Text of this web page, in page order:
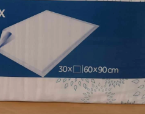
Bed Plus 60x90 cm